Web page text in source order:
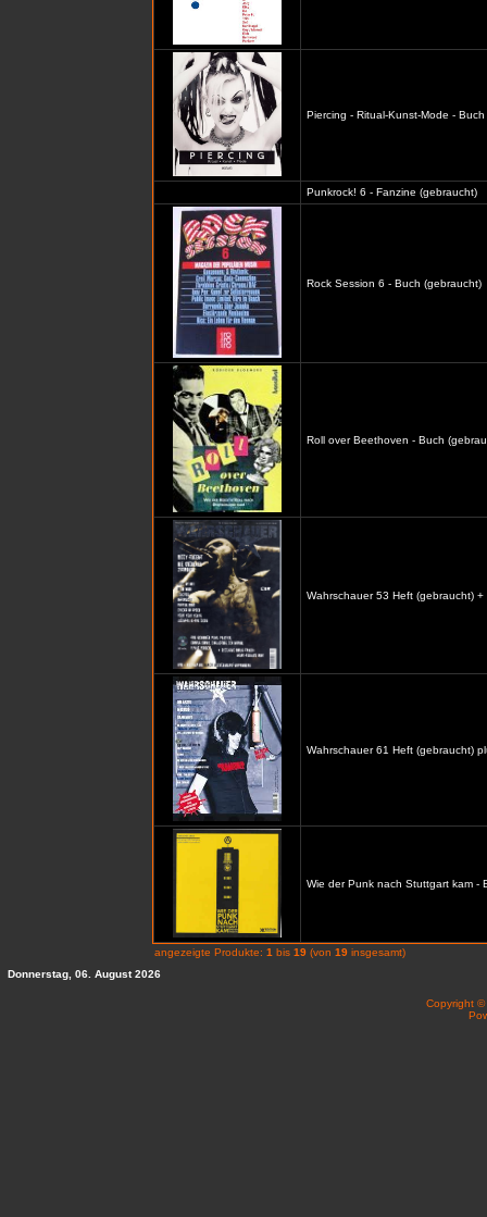
Piercing - Ritual-Kunst-Mode -
Punkrock! 6 - Fanzine (gebraucht)
Rock Session 6 - Buch (gebraucht)
Roll over Beethoven - Buch
Wahrschauer 53 Heft (gebraucht) +
Wahrschauer 61 Heft (gebraucht)
Wie der Punk nach Stuttgart kam -
angezeigte Produkte: 1 bis 19 (von 19 insgesamt)
Donnerstag, 06. August 2026
Copyright